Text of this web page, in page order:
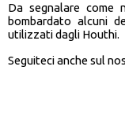
Da segnalare come
bombardato alcuni
utilizzati dagli Houthi.
Seguiteci anche sul